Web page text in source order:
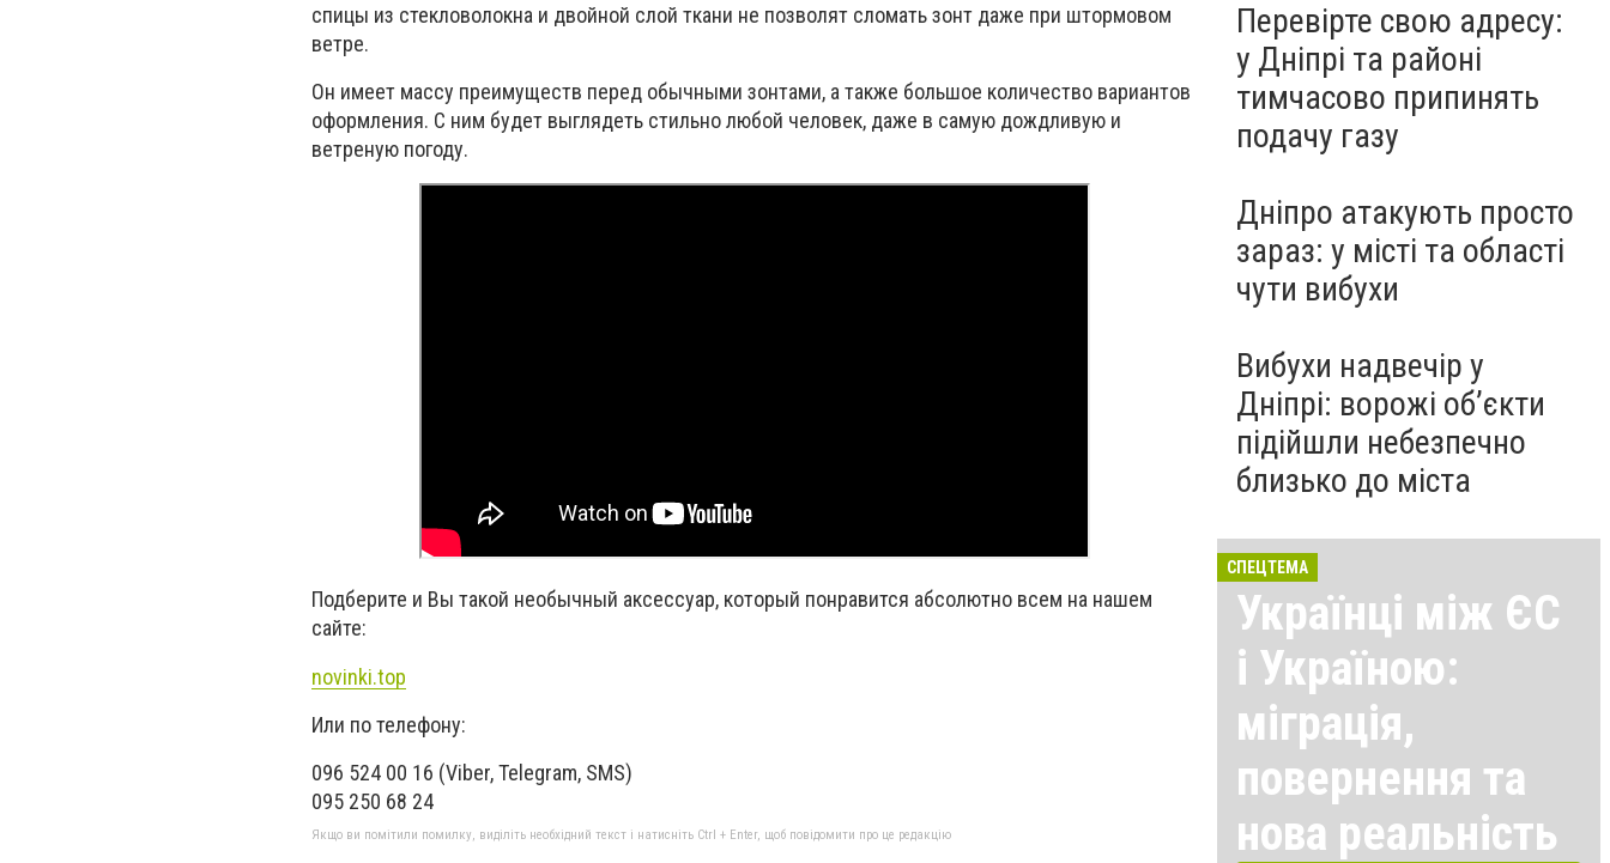
спицы из стекловолокна и двойной слой ткани не позволят сломать зонт даже при штормовом
ветре.
Он имеет массу преимуществ перед обычными зонтами, а также большое количество вариантов
оформления. С ним будет выглядеть стильно любой человек, даже в самую дождливую и
ветреную погоду.
Подберите и Вы такой необычный аксессуар, который понравится абсолютно всем на нашем
сайте:
novinki.top
Или по телефону:
096 524 00 16 (Viber, Telegram, SMS)
095 250 68 24
Якщо ви помітили помилку, виділіть необхідний текст і натисніть Ctrl + Enter, щоб повідомити про це редакцію
Перевірте свою адресу:
у Дніпрі та районі
тимчасово припинять
подачу газу
Дніпро атакують просто
зараз: у місті та області
чути вибухи
Вибухи надвечір у
Дніпрі: ворожі об’єкти
підійшли небезпечно
близько до міста
СПЕЦТЕМА
Українці між ЄС
і Україною:
міграція,
повернення та
нова реальність